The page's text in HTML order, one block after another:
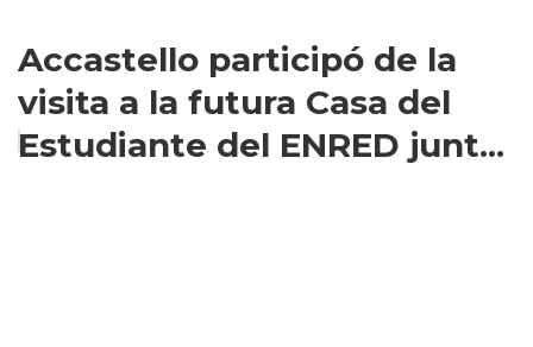
Accastello participó de la
visita a la futura Casa del
Estudiante del ENRED junt...